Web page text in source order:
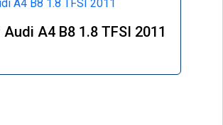
A4 B8 1.8 TFSI 2011